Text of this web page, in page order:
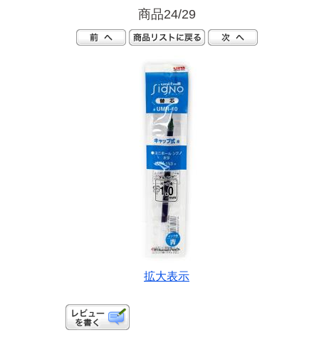
商品24/29
拡大表示